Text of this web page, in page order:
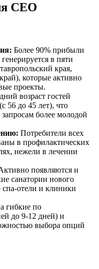
СЕО
Более 90% прибыли
в пяти
края,
которые активно
проекты.
возраст гостей
56 до 45 лет), что
более молодой
Потребители всех
в профилактических
нежели в лечении
появляются и
санатории нового
отели и клиники
гибкие по
до 9-12 дней) и
выбора опций